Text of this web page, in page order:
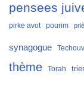
pensees
pirke avot
pourim
synagogue
thème Torah trier